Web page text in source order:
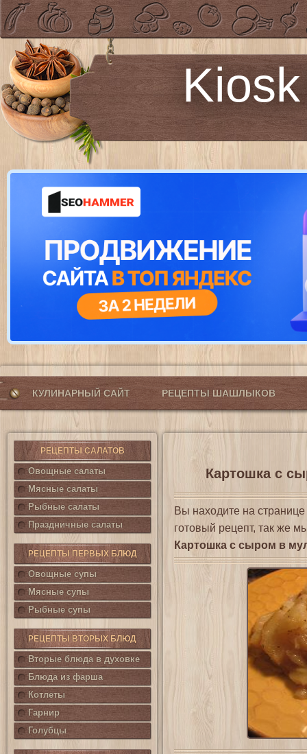
КУЛИНАРНЫЙ САЙТ РЕЦЕПТЫ ШАШЛЫКОВ
РЕЦЕПТЫ САЛАТОВ
Овощные салаты
Мясные салаты
Рыбные салаты
Праздничные салаты
РЕЦЕПТЫ ПЕРВЫХ БЛЮД
Овощные супы
Мясные супы
Рыбные супы
РЕЦЕПТЫ ВТОРЫХ БЛЮД
Вторые блюда в духовке
Блюда из фарша
Котлеты
Гарнир
Голубцы
Картошка с
Вы находите на странице
готовый рецепт, так же
Картошка с сыром в